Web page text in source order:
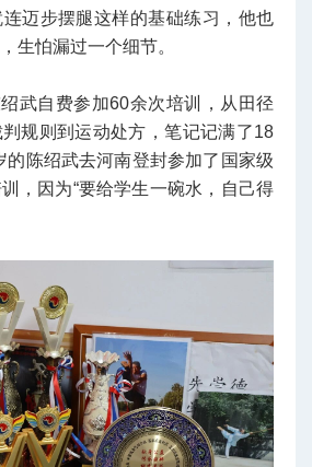
迈步摆腿这样的基础练习，他也
生怕漏过一个细节。
武自费参加60余次培训，从田径
规则到运动处方，笔记记满了18
的陈绍武去河南登封参加了国家级
，因为“要给学生一碗水，自己得